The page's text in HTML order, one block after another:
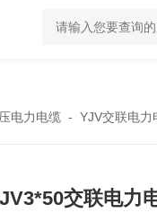
电力电缆- YJV交联电力
交联电力